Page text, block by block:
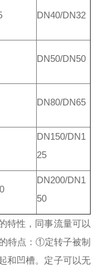
DN40/DN32
DN50/DN50
DN80/DN65
DN150/DN1
25
DN200/DN1
50
特性，同事流量可以
特点： ①定转子被制
和凹槽。定子可以无